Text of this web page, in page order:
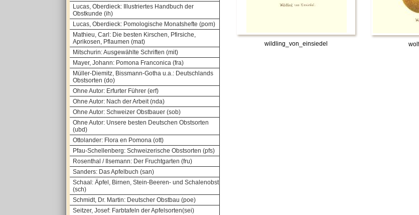
Lucas, Oberdieck: Illustriertes Handbuch der
Obstkunde (ih)
Lucas, Oberdieck: Pomologische Monatshefte (pom)
Mathieu, Carl: Die besten Kirschen, Pfirsiche,
Aprikosen, Pflaumen (mat)
Mitschurin: Ausgewählte Schriften (mit)
Mayer, Johann: Pomona Franconica (fra)
Müller-Diemitz, Bissmann-Gotha u.a.: Deutschlands
Obstsorten (do)
Ohne Autor: Erfurter Führer (erf)
Ohne Autor: Nach der Arbeit (nda)
Ohne Autor: Schweizer Obstbauer (sob)
Ohne Autor: Unsere besten Deutschen Obstsorten
(ubd)
Ottolander: Flora en Pomona (ott)
Pfau-Schellenberg: Schweizerische Obstsorten (pfs)
Rosenthal / Ilsemann: Der Fruchtgarten (fru)
Sanders: Das Apfelbuch (san)
Schaal: Äpfel, Birnen, Stein-Beeren- und Schalenobst
(sch)
Schmidt, Dr. Martin: Deutscher Obstbau (poe)
Seitzer, Josef: Farbtafeln der Apfelsorten(sei)
wildling_von_einsiedel